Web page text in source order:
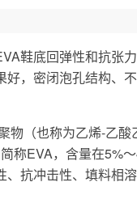
鞋底回弹性和抗张
，密闭泡孔结构、
物（也称为乙烯-乙
称EVA，含量在5%
抗冲击性、填料相